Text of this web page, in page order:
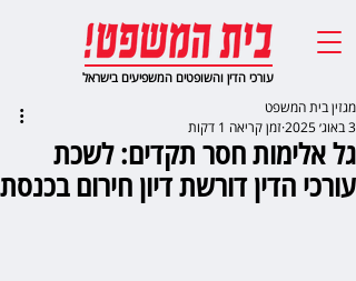
עורכי הדין והשופטים המשפיעים בישראל
גל אלימות חסר תקדים: לשכת
עורכי הדין דורשת דיון חירום בכנסת
מגזין בית המשפט
3 באוג׳ 2025
זמן קריאה 1 דקות